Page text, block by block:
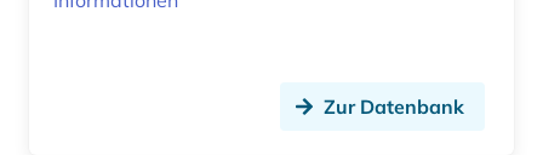
covid (1)
Zur Datenbank